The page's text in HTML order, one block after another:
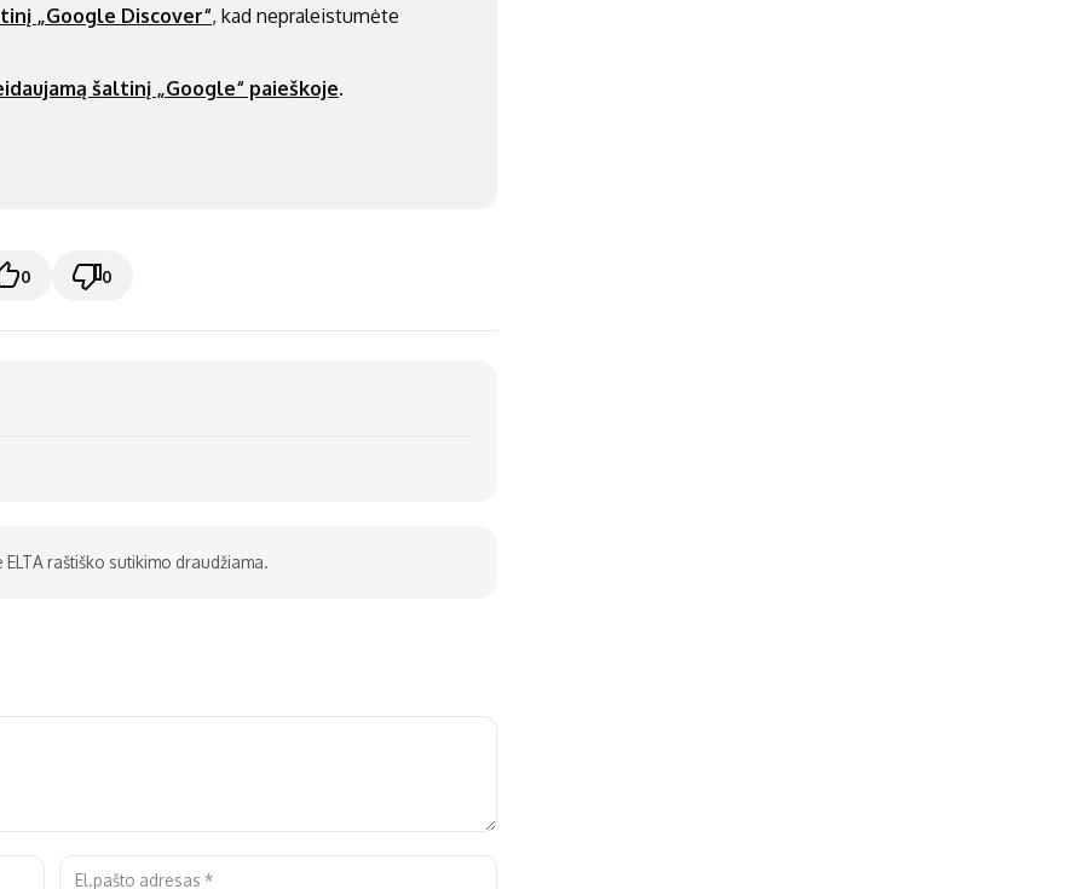
„Google Discover“, kad nepraleistumėte
šaltinį „Google“ paieškoje.
0 0
raštiško sutikimo draudžiama.